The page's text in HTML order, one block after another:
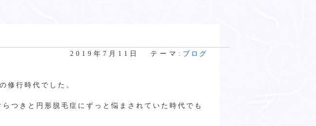
2019年7月11日 テーマ: ブログ
修行時代でした。
つきと円形脱毛症にずっと悩まされていた時代でも